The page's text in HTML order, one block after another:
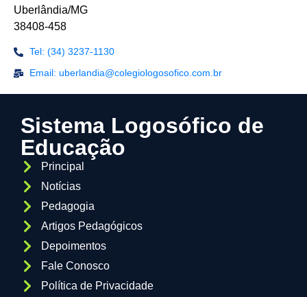
Uberlândia/MG
38408-458
Tel: (34) 3237-1130
Email: uberlandia@colegiologosofico.com.br
Sistema Logosófico de
Educação
Principal
Notícias
Pedagogia
Artigos Pedagógicos
Depoimentos
Fale Conosco
Política de Privacidade